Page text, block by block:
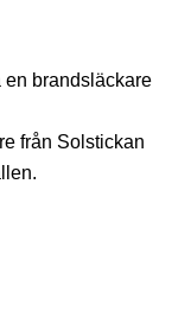
en brandsläckare
från Solstickan